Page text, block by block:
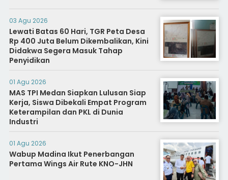
03 Agu 2026
Lewati Batas 60 Hari, TGR Peta Desa
Rp 400 Juta Belum Dikembalikan, Kini
Didakwa Segera Masuk Tahap
Penyidikan
01 Agu 2026
MAS TPI Medan Siapkan Lulusan Siap
Kerja, Siswa Dibekali Empat Program
Keterampilan dan PKL di Dunia
Industri
01 Agu 2026
Wabup Madina Ikut Penerbangan
Pertama Wings Air Rute KNO-JHN